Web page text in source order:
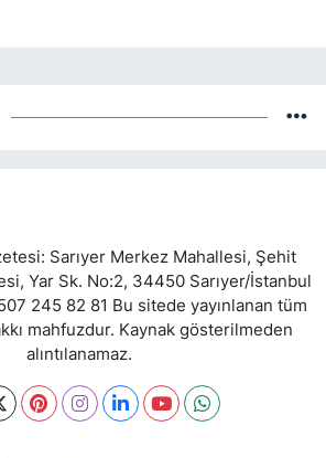
Sarıyer Merkez Mahallesi, Şehit
Yar Sk. No:2, 34450 Sarıyer/İstanbul
245 82 81 Bu sitede yayınlanan tüm
mahfuzdur. Kaynak gösterilmeden
alıntılanamaz.